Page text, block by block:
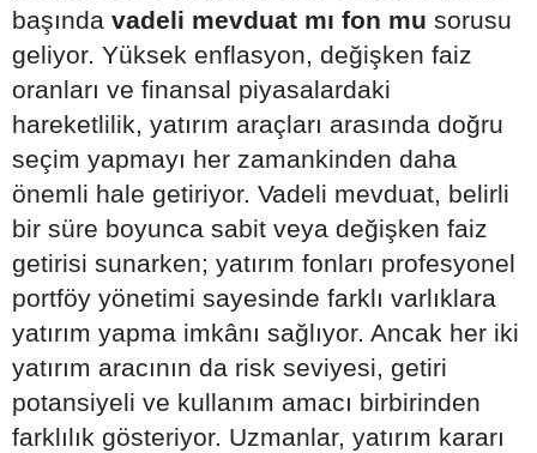
başında vadeli mevduat mı fon mu sorusu
geliyor. Yüksek enflasyon, değişken faiz
oranları ve finansal piyasalardaki
hareketlilik, yatırım araçları arasında doğru
seçim yapmayı her zamankinden daha
önemli hale getiriyor. Vadeli mevduat, belirli
bir süre boyunca sabit veya değişken faiz
getirisi sunarken; yatırım fonları profesyonel
portföy yönetimi sayesinde farklı varlıklara
yatırım yapma imkânı sağlıyor. Ancak her iki
yatırım aracının da risk seviyesi, getiri
potansiyeli ve kullanım amacı birbirinden
farklılık gösteriyor. Uzmanlar, yatırım kararı